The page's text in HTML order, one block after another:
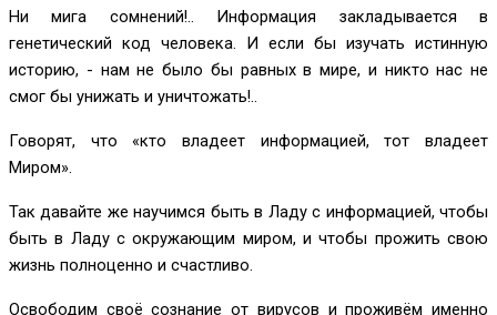
Ни мига сомнений!.. Информация закладывается в
генетический код человека. И если бы изучать истинную
историю, - нам не было бы равных в мире, и никто нас не
смог бы унижать и уничтожать!..
Говорят, что «кто владеет информацией, тот владеет
Миром».
Так давайте же научимся быть в Ладу с информацией, чтобы
быть в Ладу с окружающим миром, и чтобы прожить свою
жизнь полноценно и счастливо.
Освободим своё сознание от вирусов и проживём именно